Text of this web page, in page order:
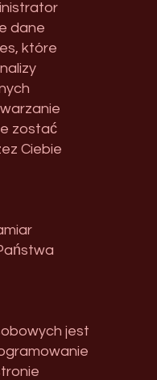
dane
które
zostać
Ciebie
jest